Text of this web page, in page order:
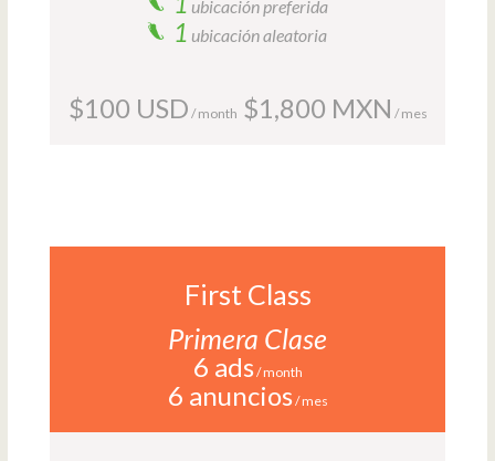
ubicación preferida
1 ubicación aleatoria
$100 USD / month $1,800 MXN / mes
First Class
Primera Clase
6 ads/ month
6 anuncios/ mes